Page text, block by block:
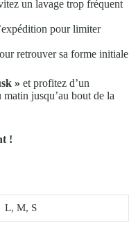
un lavage trop fréquent
pour limiter
retrouver sa forme initiale
» et profitez d’un
jusqu’au bout de la
!
L, M, S